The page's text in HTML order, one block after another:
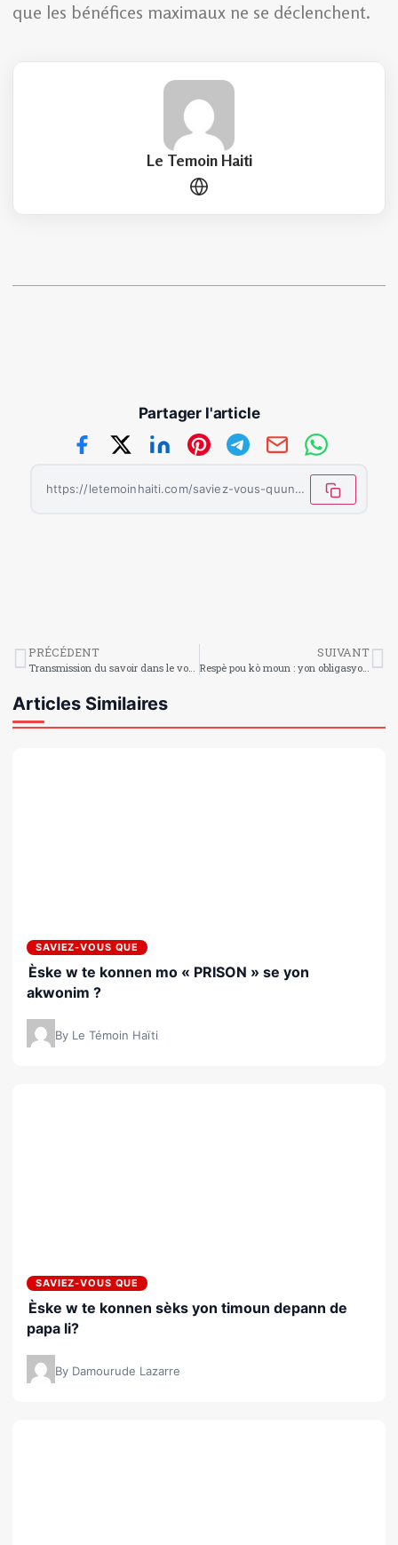
que les bénéfices maximaux ne se déclenchent.
Le Temoin Haiti
Partager l'article
https://letemoinhaiti.com/saviez-vous-quun-calin-de-plus-de-20-secondes-declenche-la-liberation-docytocine-tout-en-faisant-chuter-le-cortisol-lhormone-du-stress/
PRÉCÉDENT
Transmission du savoir dans le vodou
SUIVANT
Respè pou kò moun : yon obligasyon fondamantal
Articles Similaires
SAVIEZ-VOUS QUE
Èske w te konnen mo « PRISON » se yon
akwonim ?
By Le Témoin Haïti
SAVIEZ-VOUS QUE
Èske w te konnen sèks yon timoun depann de
papa li?
By Damourude Lazarre